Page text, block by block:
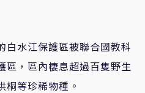
白水江保護區被聯合國教科
區，區內棲息超過百隻野生
桐等珍稀物種。